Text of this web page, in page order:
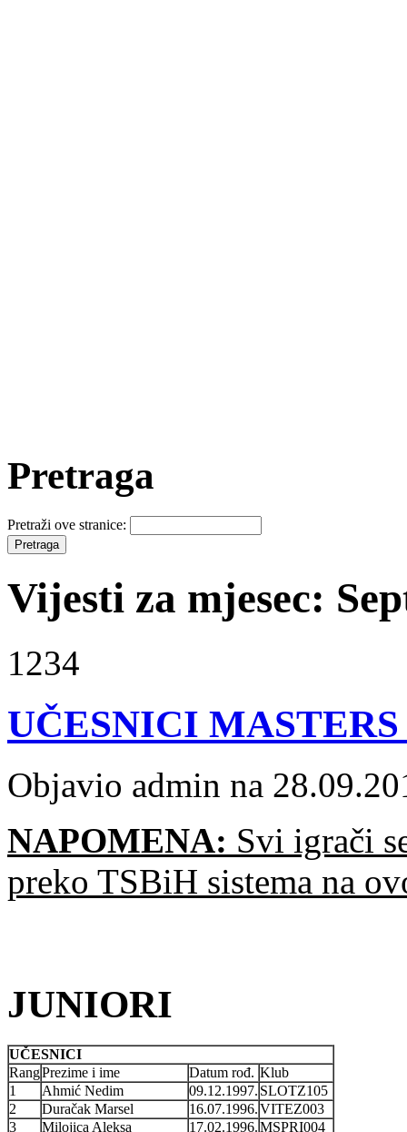
Pretraga
Pretraži ove stranice:
Vijesti za mjesec:
1234
UČESNICI MASTERS
Objavio admin na
NAPOMENA: Svi igrači
preko TSBiH sistema na
JUNIORI
UČESNICI
RangPrezime i ime Datum rođ. Klub
1
Ahmić Nedim 09.12.1997. SLOTZ105
2
Duračak Marsel 16.07.1996.VITEZ003
3
Milojica Aleksa 17.02.1996.MSPRI004